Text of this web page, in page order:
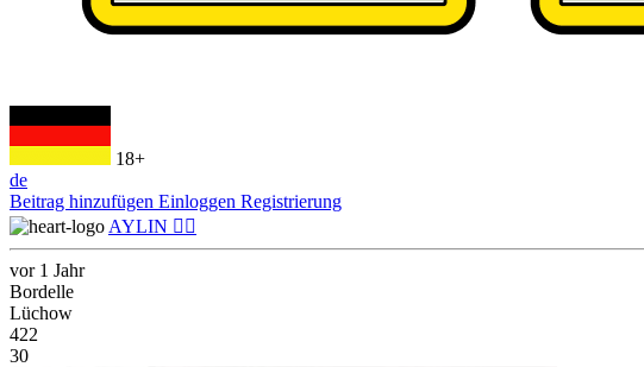
18+
de
Beitrag hinzufügen Einloggen Registrierung
AYLIN ❤️‍🔥
vor 1 Jahr
Bordelle
Lüchow
422
30